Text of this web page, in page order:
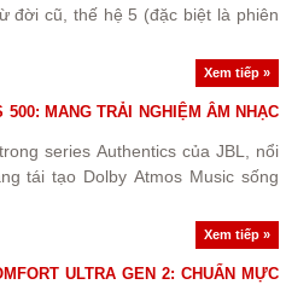
đời cũ, thế hệ 5 (đặc biệt là phiên
Xem tiếp »
MANG TRẢI NGHIỆM ÂM NHẠC
series Authentics của JBL, nổi
tái tạo Dolby Atmos Music sống
Xem tiếp »
ULTRA GEN 2: CHUẨN MỰC